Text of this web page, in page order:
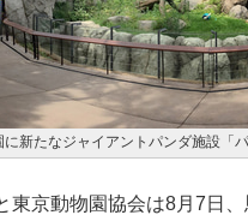
に新たなジャイアントパンダ施設「
京動物園協会は8月7日